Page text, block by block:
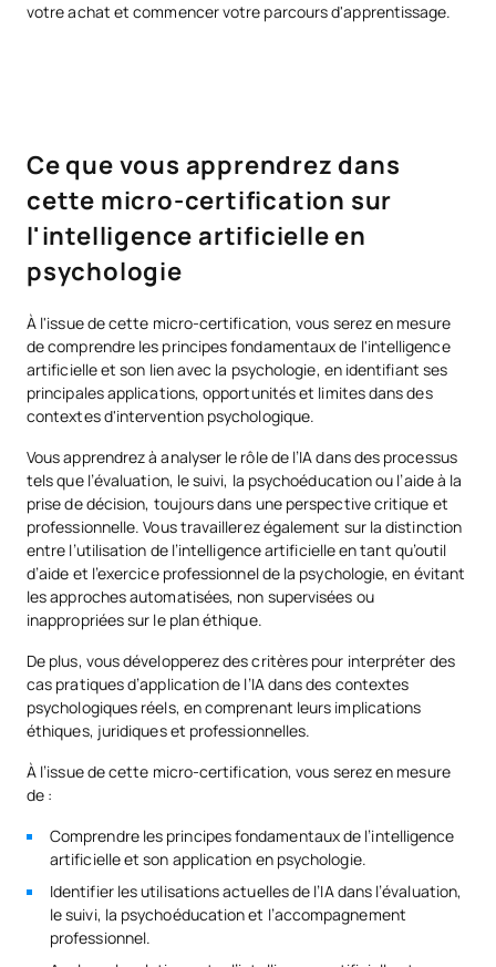
votre achat et commencer votre parcours d'apprentissage.
Ce que vous apprendrez dans
cette micro-certification sur
l'intelligence artificielle en
psychologie
À l'issue de cette micro-certification, vous serez en mesure
de comprendre les principes fondamentaux de l'intelligence
artificielle et son lien avec la psychologie, en identifiant ses
principales applications, opportunités et limites dans des
contextes d'intervention psychologique.
Vous apprendrez à analyser le rôle de l’IA dans des processus
tels que l’évaluation, le suivi, la psychoéducation ou l’aide à la
prise de décision, toujours dans une perspective critique et
professionnelle. Vous travaillerez également sur la distinction
entre l’utilisation de l’intelligence artificielle en tant qu’outil
d’aide et l’exercice professionnel de la psychologie, en évitant
les approches automatisées, non supervisées ou
inappropriées sur le plan éthique.
De plus, vous développerez des critères pour interpréter des
cas pratiques d’application de l’IA dans des contextes
psychologiques réels, en comprenant leurs implications
éthiques, juridiques et professionnelles.
À l’issue de cette micro-certification, vous serez en mesure
de :
Comprendre les principes fondamentaux de l’intelligence
artificielle et son application en psychologie.
Identifier les utilisations actuelles de l’IA dans l’évaluation,
le suivi, la psychoéducation et l’accompagnement
professionnel.